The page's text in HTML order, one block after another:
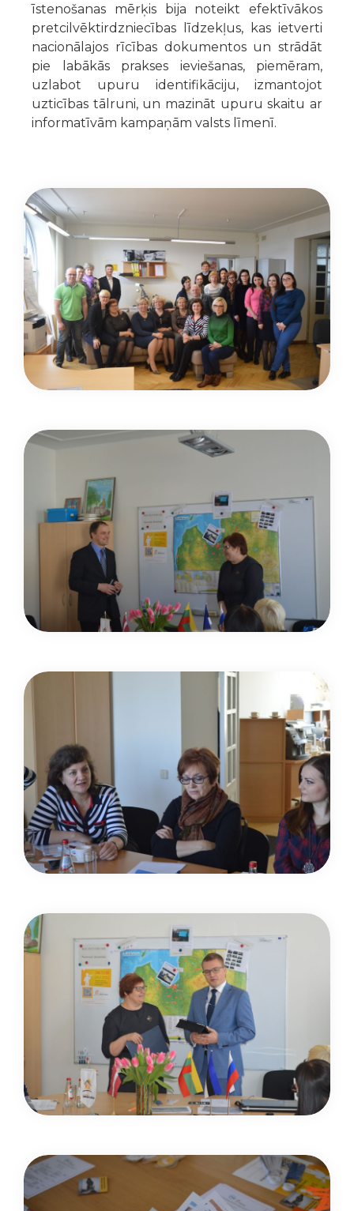
īstenošanas mērķis bija noteikt efektīvākos
pretcilvēktirdzniecības līdzekļus, kas ietverti
nacionālajos rīcības dokumentos un strādāt
pie labākās prakses ieviešanas, piemēram,
uzlabot upuru identifikāciju, izmantojot
uzticības tālruni, un mazināt upuru skaitu ar
informatīvām kampaņām valsts līmenī.